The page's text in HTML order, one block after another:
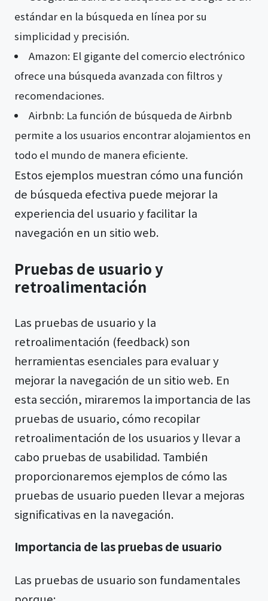
estándar en la búsqueda en línea por su
simplicidad y precisión.
Amazon: El gigante del comercio electrónico
ofrece una búsqueda avanzada con filtros y
recomendaciones.
Airbnb: La función de búsqueda de Airbnb
permite a los usuarios encontrar alojamientos en
todo el mundo de manera eficiente.
Estos ejemplos muestran cómo una función
de búsqueda efectiva puede mejorar la
experiencia del usuario y facilitar la
navegación en un sitio web.
Pruebas de usuario y
retroalimentación
Las pruebas de usuario y la
retroalimentación (feedback) son
herramientas esenciales para evaluar y
mejorar la navegación de un sitio web. En
esta sección, miraremos la importancia de las
pruebas de usuario, cómo recopilar
retroalimentación de los usuarios y llevar a
cabo pruebas de usabilidad. También
proporcionaremos ejemplos de cómo las
pruebas de usuario pueden llevar a mejoras
significativas en la navegación.
Importancia de las pruebas de usuario
Las pruebas de usuario son fundamentales